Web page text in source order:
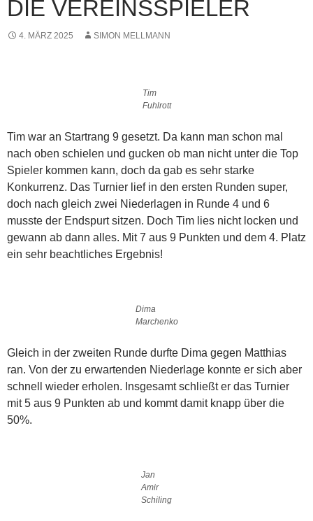
DIE VEREINSSPIELER
4. MÄRZ 2025 SIMON MELLMANN
Tim
Fuhlrott
Tim war an Startrang 9 gesetzt. Da kann man schon mal
nach oben schielen und gucken ob man nicht unter die Top
Spieler kommen kann, doch da gab es sehr starke
Konkurrenz. Das Turnier lief in den ersten Runden super,
doch nach gleich zwei Niederlagen in Runde 4 und 6
musste der Endspurt sitzen. Doch Tim lies nicht locken und
gewann ab dann alles. Mit 7 aus 9 Punkten und dem 4. Platz
ein sehr beachtliches Ergebnis!
Dima
Marchenko
Gleich in der zweiten Runde durfte Dima gegen Matthias
ran. Von der zu erwartenden Niederlage konnte er sich aber
schnell wieder erholen. Insgesamt schließt er das Turnier
mit 5 aus 9 Punkten ab und kommt damit knapp über die
50%.
Jan
Amir
Schiling